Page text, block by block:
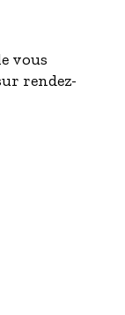
vous
rendez-